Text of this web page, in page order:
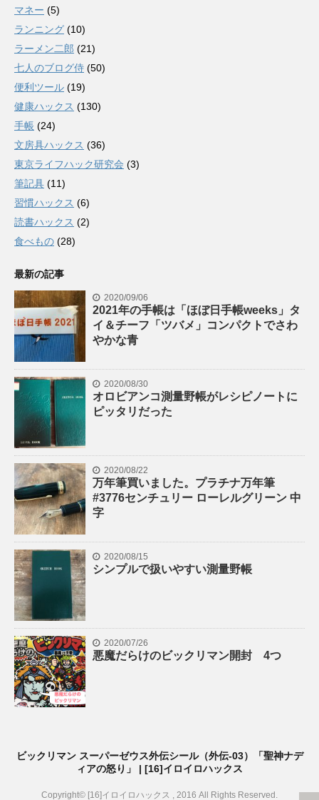
マネー (5)
ランニング (10)
ラーメン二郎 (21)
七人のブログ侍 (50)
便利ツール (19)
健康ハックス (130)
手帳 (24)
文房具ハックス (36)
東京ライフハック研究会 (3)
筆記具 (11)
習慣ハックス (6)
読書ハックス (2)
食べもの (28)
最新の記事
2020/09/06
2021年の手帳は「ほぼ日手帳weeks」タ
イ＆チーフ「ツバメ」コンパクトでさわ
やかな青
2020/08/30
オロビアンコ測量野帳がレシピノートに
ピッタリだった
2020/08/22
万年筆買いました。プラチナ万年筆
#3776センチュリー ローレルグリーン 中
字
2020/08/15
シンプルで扱いやすい測量野帳
2020/07/26
悪魔だらけのビックリマン開封 4つ
ビックリマン スーパーゼウス外伝シール（外伝-03）「聖神ナデ
ィアの怒り」 | [16]イロイロハックス
Copyright© [16]イロイロハックス , 2016 All Rights Reserved.